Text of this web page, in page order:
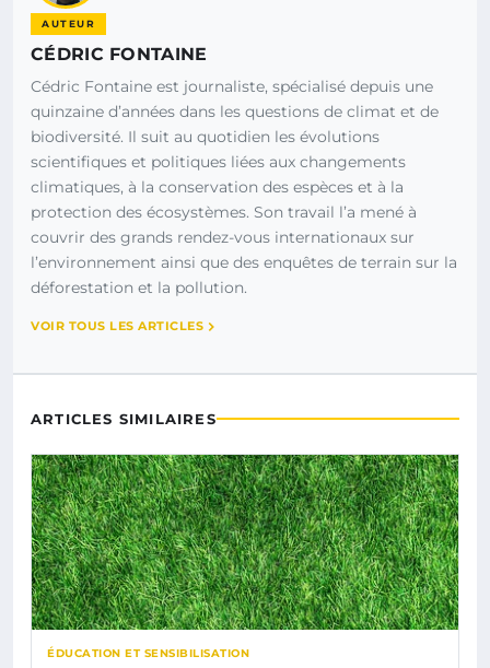
AUTEUR
CÉDRIC FONTAINE
Cédric Fontaine est journaliste, spécialisé depuis une
quinzaine d’années dans les questions de climat et de
biodiversité. Il suit au quotidien les évolutions
scientifiques et politiques liées aux changements
climatiques, à la conservation des espèces et à la
protection des écosystèmes. Son travail l’a mené à
couvrir des grands rendez-vous internationaux sur
l’environnement ainsi que des enquêtes de terrain sur la
déforestation et la pollution.
VOIR TOUS LES ARTICLES
ARTICLES SIMILAIRES
ÉDUCATION ET SENSIBILISATION